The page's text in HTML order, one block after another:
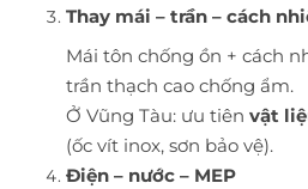
Thay mái – trần – cách
Mái tôn chống ồn + cách
trần thạch cao chống ẩm.
Ở Vũng Tàu: ưu tiên vật
(ốc vít inox, sơn bảo vệ).
Điện – nước – MEP